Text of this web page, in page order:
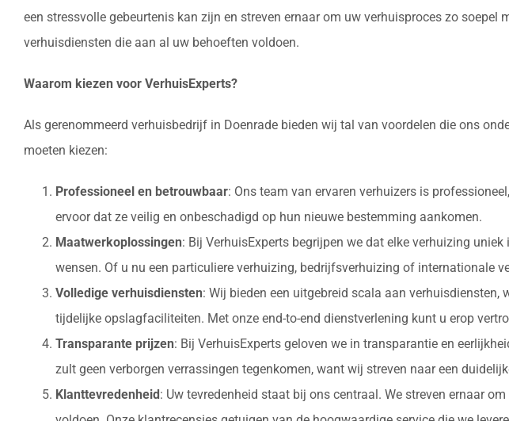
een stressvolle gebeurtenis kan zijn en streven ernaar om uw verhuisproces zo
verhuisdiensten die aan al uw behoeften voldoen.
Waarom kiezen voor VerhuisExperts?
Als gerenommeerd verhuisbedrijf in Doenrade bieden wij tal van voordelen die ons
moeten kiezen:
Professioneel en betrouwbaar: Ons team van ervaren verhuizers is
ervoor dat ze veilig en onbeschadigd op hun nieuwe bestemming aankomen.
Maatwerkoplossingen: Bij VerhuisExperts begrijpen we dat elke verhuizing
wensen. Of u nu een particuliere verhuizing, bedrijfsverhuizing of internationale
Volledige verhuisdiensten: Wij bieden een uitgebreid scala aan
tijdelijke opslagfaciliteiten. Met onze end-to-end dienstverlening kunt u erop
Transparante prijzen: Bij VerhuisExperts geloven we in transparantie en
zult geen verborgen verrassingen tegenkomen, want wij streven naar een
Klanttevredenheid: Uw tevredenheid staat bij ons centraal. We streven ernaar